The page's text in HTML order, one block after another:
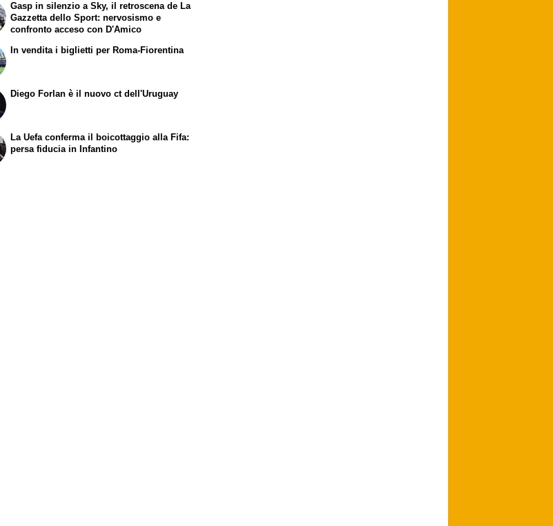
Gasp in silenzio a Sky, il retroscena de La
Gazzetta dello Sport: nervosismo e
confronto acceso con D'Amico
In vendita i biglietti per Roma-Fiorentina
Diego Forlan è il nuovo ct dell'Uruguay
La Uefa conferma il boicottaggio alla Fifa:
persa fiducia in Infantino